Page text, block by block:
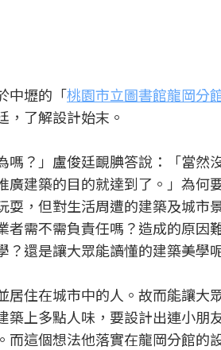
中壢的「桃園市立圖書館龍岡分
了解設計始末。
？」盧俊廷靦腆答說：「當然
建築的目的就達到了。」為何
，但對生活周遭的建築及城市
需不需負責任嗎？造成的原因
還是讓大眾能讀懂的建築美學
住在城市中的人。故而能讓大
上多點人味，要設計出連小朋
這個想法他落實在龍岡分館的